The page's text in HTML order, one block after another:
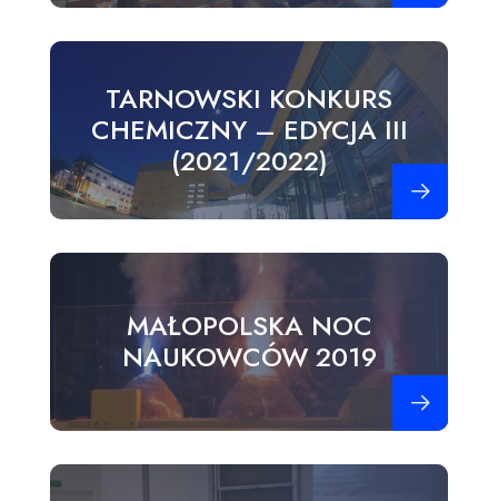
TARNOWSKI KONKURS
CHEMICZNY – EDYCJA III
(2021/2022)
MAŁOPOLSKA NOC
NAUKOWCÓW 2019